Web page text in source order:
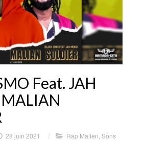
Feat. JAH
28 juin 2021 / Rap Malien Sons